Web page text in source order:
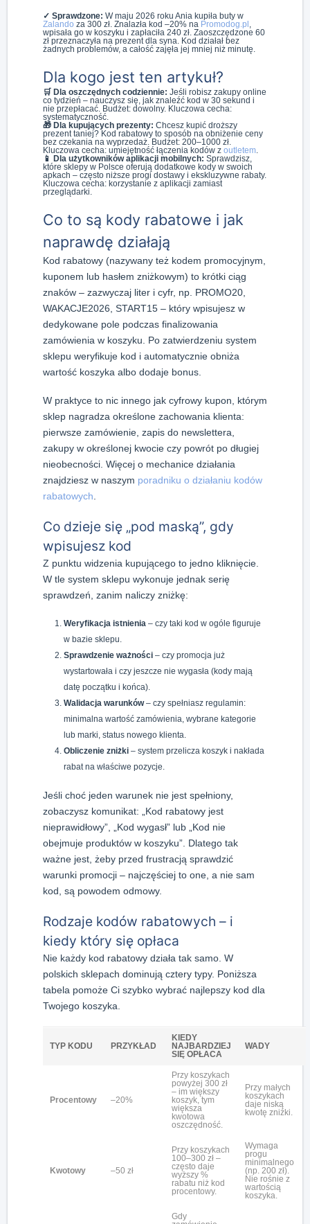
✓ Sprawdzone: W maju 2026 roku Ania kupiła buty w
Zalando za 300 zł. Znalazła kod –20% na Promodog.pl ,
wpisała go w koszyku i zapłaciła 240 zł. Zaoszczędzone 60
zł przeznaczyła na prezent dla syna. Kod działał bez
żadnych problemów, a całość zajęła jej mniej niż minutę.
Dla kogo jest ten artykuł?
🛒 Dla oszczędnych codziennie: Jeśli robisz zakupy online
co tydzień – nauczysz się, jak znaleźć kod w 30 sekund i
nie przepłacać. Budżet: dowolny. Kluczowa cecha:
systematyczność.
🎁 Dla kupujących prezenty: Chcesz kupić droższy
prezent taniej? Kod rabatowy to sposób na obniżenie ceny
bez czekania na wyprzedaż. Budżet: 200–1000 zł.
Kluczowa cecha: umiejętność łączenia kodów z outletem.
📱 Dla użytkowników aplikacji mobilnych: Sprawdzisz,
które sklepy w Polsce oferują dodatkowe kody w swoich
apkach – często niższe progi dostawy i ekskluzywne rabaty.
Kluczowa cecha: korzystanie z aplikacji zamiast
przeglądarki.
Co to są kody rabatowe i jak
naprawdę działają
Kod rabatowy (nazywany też kodem promocyjnym,
kuponem lub hasłem zniżkowym) to krótki ciąg
znaków – zazwyczaj liter i cyfr, np. PROMO20,
WAKACJE2026, START15 – który wpisujesz w
dedykowane pole podczas finalizowania
zamówienia w koszyku. Po zatwierdzeniu system
sklepu weryfikuje kod i automatycznie obniża
wartość koszyka albo dodaje bonus.
W praktyce to nic innego jak cyfrowy kupon, którym
sklep nagradza określone zachowania klienta:
pierwsze zamówienie, zapis do newslettera,
zakupy w określonej kwocie czy powrót po długiej
nieobecności. Więcej o mechanice działania
znajdziesz w naszym poradniku o działaniu kodów
rabatowych
Co dzieje się „pod maską”, gdy
wpisujesz kod
Z punktu widzenia kupującego to jedno kliknięcie.
W tle system sklepu wykonuje jednak serię
sprawdzeń, zanim naliczy zniżkę:
Weryfikacja istnienia – czy taki kod w ogóle figuruje
w bazie sklepu.
Sprawdzenie ważności – czy promocja już
wystartowała i czy jeszcze nie wygasła (kody mają
datę początku i końca).
Walidacja warunków– czy spełniasz regulamin:
minimalna wartość zamówienia, wybrane kategorie
lub marki, status nowego klienta.
Obliczenie zniżki – system przelicza koszyk i nakłada
rabat na właściwe pozycje.
Jeśli choć jeden warunek nie jest spełniony,
zobaczysz komunikat: „Kod rabatowy jest
nieprawidłowy”, „Kod wygasł” lub „Kod nie
obejmuje produktów w koszyku”. Dlatego tak
ważne jest, żeby przed frustracją sprawdzić
warunki promocji – najczęściej to one, a nie sam
kod, są powodem odmowy.
Rodzaje kodów rabatowych – i
kiedy który się opłaca
Nie każdy kod rabatowy działa tak samo. W
polskich sklepach dominują cztery typy. Poniższa
tabela pomoże Ci szybko wybrać najlepszy kod dla
Twojego koszyka.
TYP KODU PRZYKŁAD
KIEDY
NAJBARDZIEJ
SIĘ OPŁACA
WADY
Procentowy –20%
Przy koszykach
powyżej 300 zł
– im większy
koszyk, tym
większa
kwotowa
oszczędność.
Przy małych
koszykach
daje niską
kwotę zniżki.
Kwotowy –50 zł
Przy koszykach
100–300 zł –
często daje
wyższy %
rabatu niż kod
procentowy.
Wymaga
progu
minimalnego
(np. 200 zł).
Nie rośnie z
wartością
koszyka.
Gdy